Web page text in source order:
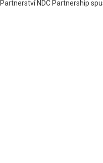
Partnerství NDC Partnership